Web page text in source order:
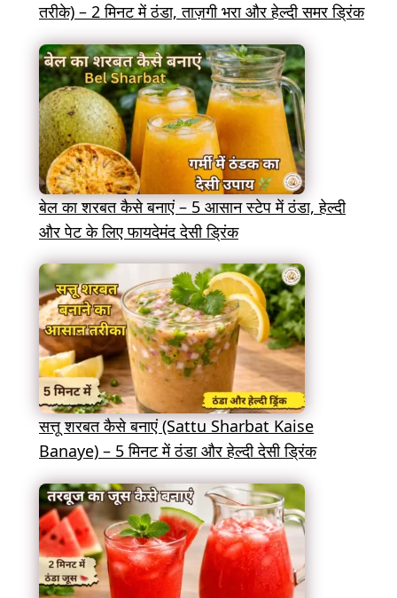
तरीके) – 2 मिनट में ठंडा, ताज़गी भरा और हेल्दी समर ड्रिंक
बेल का शरबत कैसे बनाएं – 5 आसान स्टेप में ठंडा, हेल्दी
और पेट के लिए फायदेमंद देसी ड्रिंक
सत्तू शरबत कैसे बनाएं (Sattu Sharbat Kaise
Banaye) – 5 मिनट में ठंडा और हेल्दी देसी ड्रिंक